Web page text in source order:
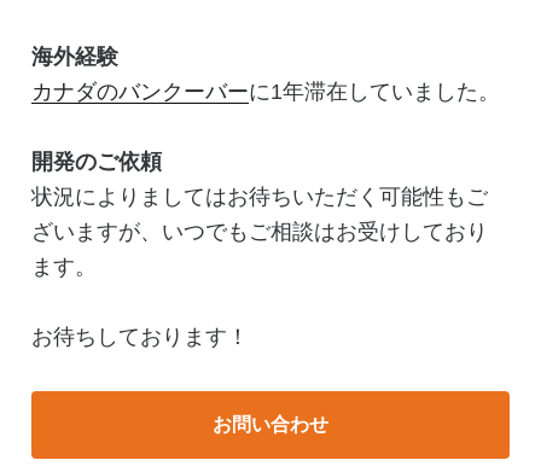
海外経験
カナダのバンクーバーに1年滞在していました。
開発のご依頼
状況によりましてはお待ちいただく可能性もご
ざいますが、いつでもご相談はお受けしており
ます。
お待ちしております！
お問い合わせ